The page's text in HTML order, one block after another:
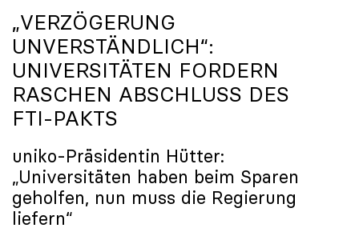
„VERZÖGERUNG
UNVERSTÄNDLICH“:
UNIVERSITÄTEN FORDERN
RASCHEN ABSCHLUSS DES
FTI-PAKTS
uniko-Präsidentin Hütter:
„Universitäten haben beim Sparen
geholfen, nun muss die Regierung
liefern“